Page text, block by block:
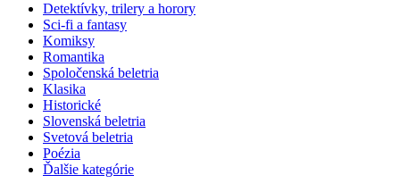
Detektívky, trilery a horory
Sci-fi a fantasy
Komiksy
Romantika
Spoločenská beletria
Klasika
Historické
Slovenská beletria
Svetová beletria
Poézia
Ďalšie kategórie